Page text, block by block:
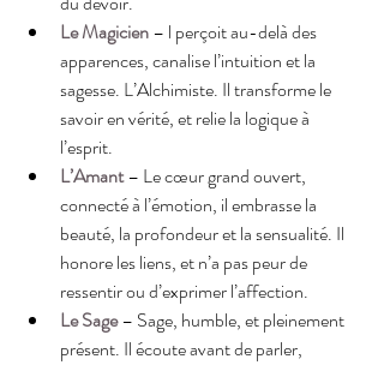
Le Magicien – l perçoit au-delà des
apparences, canalise l’intuition et la
sagesse. L’Alchimiste. Il transforme le
savoir en vérité, et relie la logique à
l’esprit.
L’Amant – Le cœur grand ouvert,
connecté à l’émotion, il embrasse la
beauté, la profondeur et la sensualité. Il
honore les liens, et n’a pas peur de
ressentir ou d’exprimer l’affection.
Le Sage – Sage, humble, et pleinement
présent. Il écoute avant de parler,